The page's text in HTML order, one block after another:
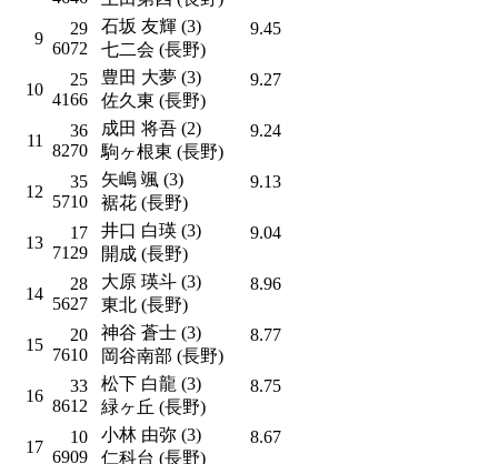
9
29
6072
石坂 友輝 (3)
七二会 (長野)
9.45
10
25
4166
豊田 大夢 (3)
佐久東 (長野)
9.27
11
36
8270
成田 将吾 (2)
駒ヶ根東 (長野)
9.24
12
35
5710
矢嶋 颯 (3)
裾花 (長野)
9.13
13
17
7129
井口 白瑛 (3)
開成 (長野)
9.04
14
28
5627
大原 瑛斗 (3)
東北 (長野)
8.96
15
20
7610
神谷 蒼士 (3)
岡谷南部 (長野)
8.77
16
33
8612
松下 白龍 (3)
緑ヶ丘 (長野)
8.75
17
10
6909
小林 由弥 (3)
仁科台 (長野)
8.67